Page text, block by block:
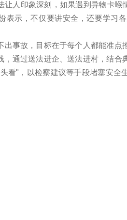
让人印象深刻，如果遇到异物卡
表示，不仅要讲安全，还要学习
事故，目标在于每个人都能准点
，通过送法进企、送法进村，结
看"，以检察建议等手段堵塞安全